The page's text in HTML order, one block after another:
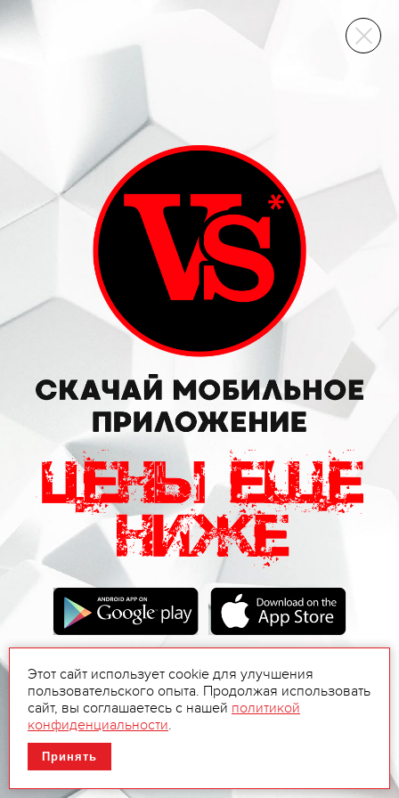
ВИННЫЙ СКЛАД
Этот сайт использует cookie для улучшения
пользовательского опыта. Продолжая использовать
сайт, вы соглашаетесь с нашей политикой
конфиденциальности.
Принять